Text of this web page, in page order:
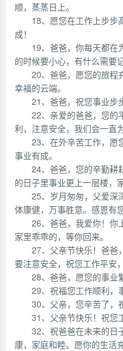
顺，蒸蒸日上。
18、愿您在工作上步步
成！
19、爸爸，你每天都在
的时候要小心，有什么需要
20、爸爸，愿您的旅程
幸福的云端。
21、爸爸，祝您事业步
22、亲爱的爸爸，您的
利，注意安全，我们会一直
23、在外辛苦工作，愿
事业有成。
24、爸爸，您的辛勤耕
的日子里事业更上一层楼，
25、岁月匆匆，父爱深
体康健，万事胜意。感恩有
26、爸爸，我爱你！你
家里乖乖的，等你回来。
27、父亲节快乐！爸爸
要注意安全，祝您工作平安
28、爸爸，愿您的事业
29、祝福您工作顺利，
30、父亲，您辛苦了，
31、父亲节快乐！祝您
32、祝爸爸在未来的日
康，家庭和睦。愿你的生活